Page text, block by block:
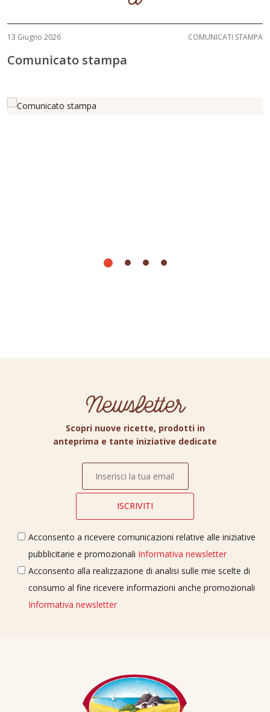
13 Giugno 2026 COMUNICATI STAMPA
Comunicato stampa
Newsletter
Scopri nuove ricette, prodotti in
anteprima e tante iniziative dedicate
Acconsento a ricevere comunicazioni relative alle iniziative
pubblicitarie e promozionali Informativa newsletter
Acconsento alla realizzazione di analisi sulle mie scelte di
consumo al fine ricevere informazioni anche promozionali
Informativa newsletter